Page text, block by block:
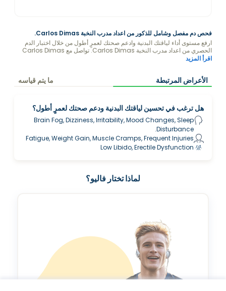
فحص دم مفصل وشامل للذكور من اعداد مدرب النخبة Carlos Dimas.
ارفع مستوى أداء لياقتك البدنية وادعم صحتك لعمرٍ أطول من خلال اختبار الدم
الحصري من اعداد مدرب النخبة Carlos Dimas. تواصل مع Carlos Dimas
للحصول على نمط حياة أفضل وتوصيات غذائية حول كيفية تحسين مستوياتك.
اقرأ المزيد
الأعراض المرتبطة ما يتم قياسه
هل ترغب في تحسين لياقتك البدنية ودعم صحتك لعمرٍ أطول؟
Brain Fog, Dizziness, Irritability, Mood Changes, Sleep
Disturbance.
Fatigue, Weight Gain, Muscle Cramps, Frequent Injuries
Low Libido, Erectile Dysfunction
لماذا تختار فاليو؟